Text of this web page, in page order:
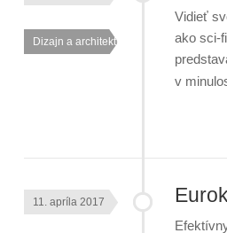
Dizajn a architektúra
Vidieť
ako sci-
v
11. apríla 2017